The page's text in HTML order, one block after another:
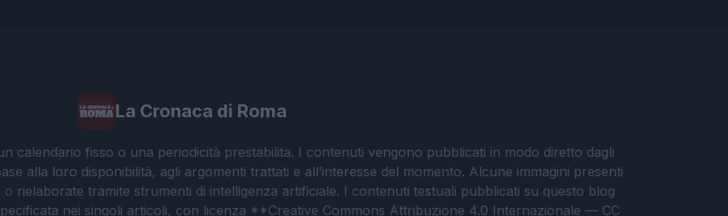
La Cronaca di Roma
calendario fisso o una periodicità prestabilita. I contenuti vengono pubblicati in modo diretto dagli
alla loro disponibilità, agli argomenti trattati e all’interesse del momento. Alcune immagini presenti
rielaborate tramite strumenti di intelligenza artificiale. I contenuti testuali pubblicati su questo blog
nei singoli articoli, con licenza **Creative Commons Attribuzione 4.0 Internazionale — CC